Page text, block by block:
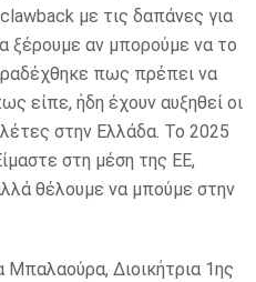
με τις δαπάνες για
ξέρουμε αν μπορούμε να το
πως πρέπει να
είπε, ήδη έχουν αυξηθεί οι
στην Ελλάδα. Το 2025
στη μέση της ΕΕ,
θέλουμε να μπούμε στην
Μπαλαούρα, Διοικήτρια 1ης